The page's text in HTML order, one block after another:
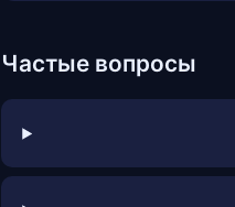
Частые вопросы